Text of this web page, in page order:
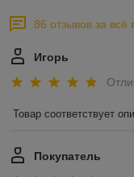
86 отзывов за всё
Игорь
Товар соответствует
Покупатель